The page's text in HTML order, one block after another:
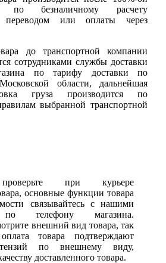
по безналичному расчету
переводом или оплаты через
до транспортной компании
сотрудниками службы доставки
по тарифу доставки по
области, дальнейшая
груза производится по
выбранной транспортной
проверьте при курьере
основные функции товара
связывайтесь с нашими
по телефону магазина.
внешний вид товара, так
товара подтверждают
по внешнему виду,
доставленного товара.